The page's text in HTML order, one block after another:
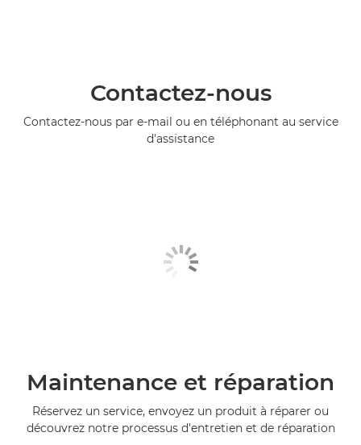
Contactez-nous
Contactez-nous par e-mail ou en téléphonant au service
d'assistance
Maintenance et réparation
Réservez un service, envoyez un produit à réparer ou
découvrez notre processus d'entretien et de réparation